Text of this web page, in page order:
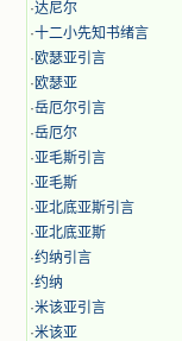
·达尼尔
·十二小先知书绪言
·欧瑟亚引言
·欧瑟亚
·岳厄尔引言
·岳厄尔
·亚毛斯引言
·亚毛斯
·亚北底亚斯引言
·亚北底亚斯
·约纳引言
·约纳
·米该亚引言
·米该亚